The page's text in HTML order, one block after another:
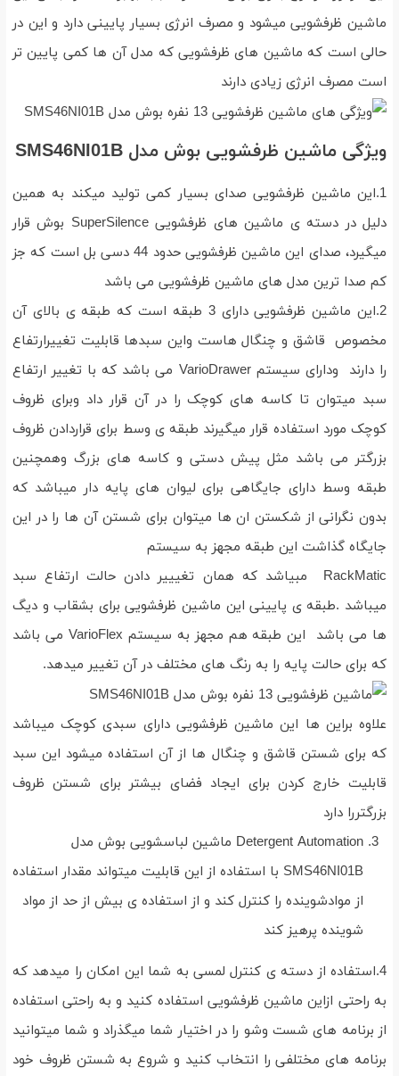
ماشین ظرفشویی میشود و مصرف انرژی بسیار پایینی دارد و این در
حالی است که ماشین های ظرفشویی که مدل آن ها کمی پایین تر
است مصرف انرژی زیادی دارند
ویژگی ماشین ظرفشویی بوش مدل SMS46NI01B
1.این ماشین ظرفشویی صدای بسیار کمی تولید میکند به همین
دلیل در دسته ی ماشین های ظرفشویی SuperSilence بوش قرار
میگیرد، صدای این ماشین ظرفشویی حدود 44 دسی بل است که جز
کم صدا ترین مدل های ماشین ظرفشویی می باشد
2.این ماشین ظرفشویی دارای 3 طبقه است که طبقه ی بالای آن
مخصوص قاشق و چنگال هاست واین سبدها قابلیت تغییرارتفاع
را دارند ودارای سیستم VarioDrawer می باشد که با تغییر ارتفاع
سبد میتوان تا کاسه های کوچک را در آن قرار داد وبرای ظروف
کوچک مورد استفاده قرار میگیرند طبقه ی وسط برای قراردادن ظروف
بزرگتر می باشد مثل پیش دستی و کاسه های بزرگ وهمچنین
طبقه وسط دارای جایگاهی برای لیوان های پایه دار میباشد که
بدون نگرانی از شکستن ان ها میتوان برای شستن آن ها را در این
جایگاه گذاشت این طبقه مجهز به سیستم
RackMatic مبیاشد که همان تغیییر دادن حالت ارتفاع سبد
میباشد .طبقه ی پایینی این ماشین ظرفشویی برای بشقاب و دیگ
ها می باشد این طبقه هم مجهز به سیستم VarioFlex می باشد
که برای حالت پایه را به رنگ های مختلف در آن تغییر میدهد.
علاوه براین ها این ماشین ظرفشویی دارای سبدی کوچک میباشد
که برای شستن قاشق و چنگال ها از آن استفاده میشود این سبد
قابلیت خارج کردن برای ایجاد فضای بیشتر برای شستن ظروف
بزرگتررا دارد
Detergent Automation ماشین لباسشویی بوش مدل
SMS46NI01B با استفاده از این قابلیت میتواند مقدار استفاده
از موادشوینده را کنترل کند و از استفاده ی بیش از حد از مواد
شوینده پرهیز کند
4.استفاده از دسته ی کنترل لمسی به شما این امکان را میدهد که
به راحتی ازاین ماشین ظرفشویی استفاده کنید و به راحتی استفاده
از برنامه های شست وشو را در اختیار شما میگذراد و شما میتوانید
برنامه های مختلفی را انتخاب کنید و شروع به شستن ظروف خود